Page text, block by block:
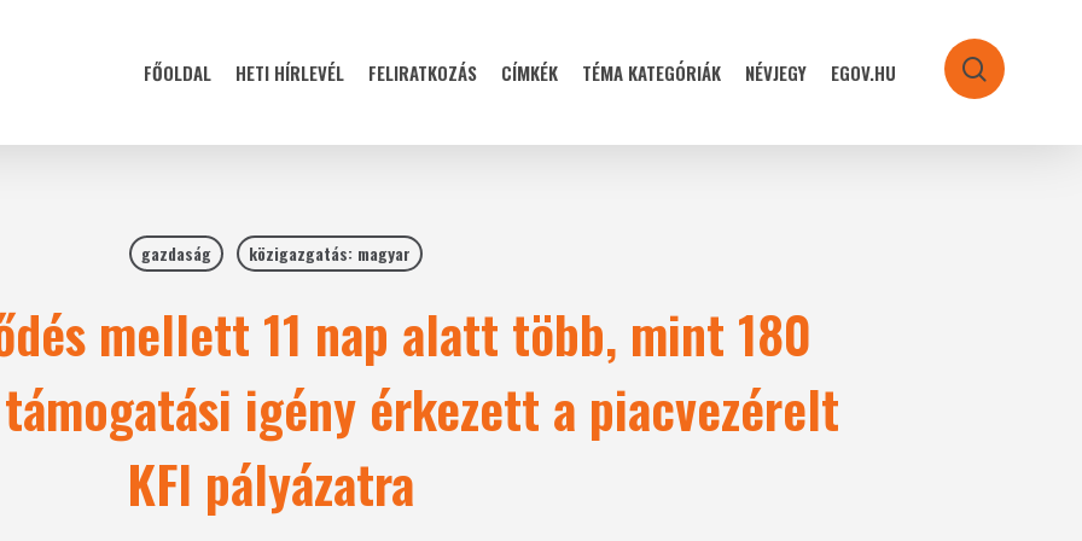
FŐOLDAL HETI HÍRLEVÉL FELIRATKOZÁS CÍMKÉK TÉMA KATEGÓRIÁK NÉVJEGY EGOV.HU search
gazdaság közigazgatás: magyar
mellett 11 nap alatt több, mint 180
igény érkezett a piacvezérelt
KFI pályázatra